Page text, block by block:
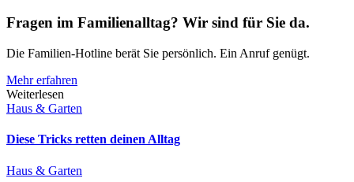
Fragen im Familienalltag? Wir sind für Sie da.
Die Familien-Hotline berät Sie persönlich. Ein Anruf genügt.
Mehr erfahren
Weiterlesen
Haus & Garten
Diese Tricks retten deinen Alltag
Haus & Garten